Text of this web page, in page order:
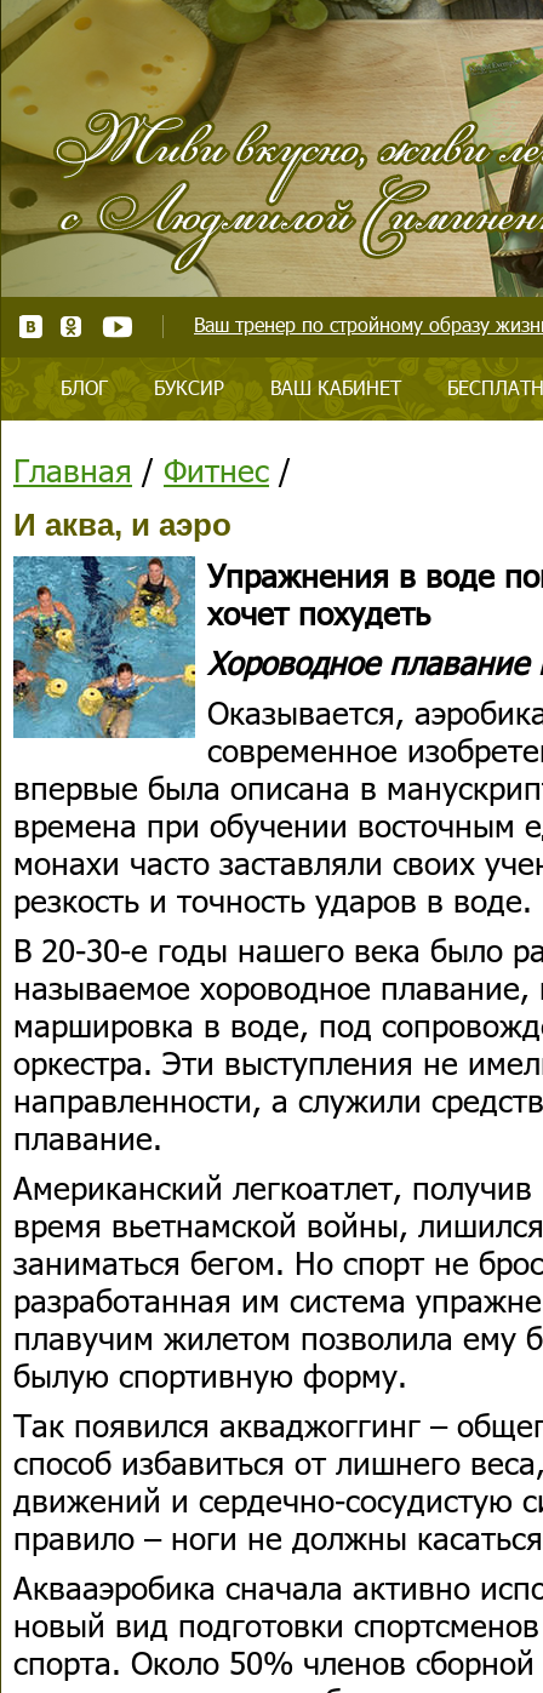
Ваш тренер по стройному образу
БЛОГ БУКСИР ВАШ КАБИНЕТ
Главная / Фитнес /
И аква, и аэро
Упражнения в воде
хочет похудеть
Хороводное плавание
Оказывается,
современное
впервые была описана в
времена при обучении восточным
монахи часто заставляли своих
резкость и точность ударов в воде.
В 20-30-е годы нашего века было
называемое хороводное
маршировка в воде, под
оркестра. Эти выступления не
направленности, а служили
плавание.
Американский легкоатлет,
время вьетнамской войны,
заниматься бегом. Но спорт не
разработанная им система
плавучим жилетом позволила ему
былую спортивную форму.
Так появился акваджоггинг –
способ избавиться от лишнего
движений и сердечно-сосудистую
правило – ноги не должны
Аквааэробика сначала активно
новый вид подготовки
спорта. Около 50% членов